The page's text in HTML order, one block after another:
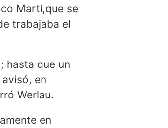
Martí,que se
trabajaba el
hasta que un
en
Werlau.
en